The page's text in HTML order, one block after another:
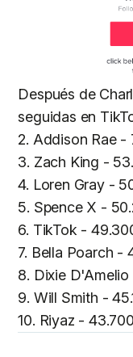
Después de
seguidas en
2. Addison Rae -
3. Zach King -
4. Loren Gray -
5. Spence X -
6. TikTok -
7. Bella Poarch -
8. Dixie
9. Will Smith -
10. Riyaz -